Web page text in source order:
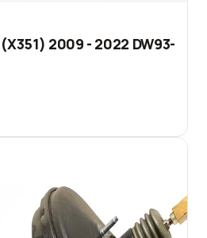
2009 - 2022 DW93-